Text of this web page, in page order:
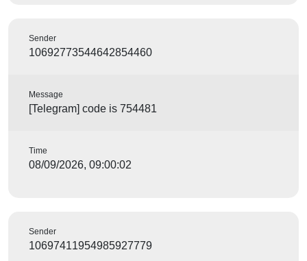
Sender
10692773544642854460
Message
[Telegram] code is 754481
Time
08/09/2026, 09:00:02
Sender
10697411954985927779